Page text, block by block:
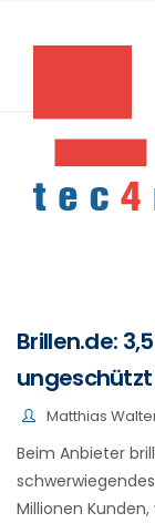
Brillen.de:
ungeschützt
Matthias
Beim Anbieter
Millionen